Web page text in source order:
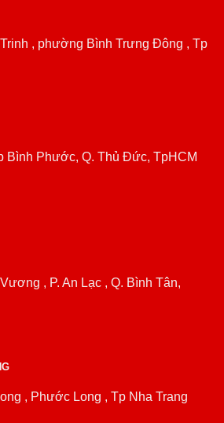
, phường Bình Trưng Đông , Tp
Bình Phước, Q. Thủ Đức, TpHCM
, P. An Lạc , Q. Bình Tân,
, Phước Long , Tp Nha Trang